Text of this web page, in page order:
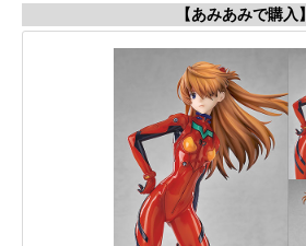
【あみあみで購入】